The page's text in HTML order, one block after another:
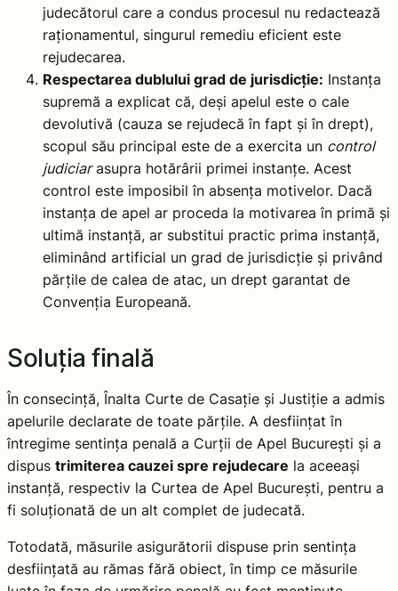
judecătorul care a condus procesul nu redactează
raționamentul, singurul remediu eficient este
rejudecarea.
Respectarea dublului grad de jurisdicție: Instanța
supremă a explicat că, deși apelul este o cale
devolutivă (cauza se rejudecă în fapt și în drept),
scopul său principal este de a exercita un control
judiciarasupra hotărârii primei instanțe. Acest
control este imposibil în absența motivelor. Dacă
instanța de apel ar proceda la motivarea în primă și
ultimă instanță, ar substitui practic prima instanță,
eliminând artificial un grad de jurisdicție și privând
părțile de calea de atac, un drept garantat de
Convenția Europeană.
Soluția finală
În consecință, Înalta Curte de Casație și Justiție a admis
apelurile declarate de toate părțile. A desființat în
întregime sentința penală a Curții de Apel București și a
dispus trimiterea cauzei spre rejudecare la aceeași
instanță, respectiv la Curtea de Apel București, pentru a
fi soluționată de un alt complet de judecată.
Totodată, măsurile asigurătorii dispuse prin sentința
desființată au rămas fără obiect, în timp ce măsurile